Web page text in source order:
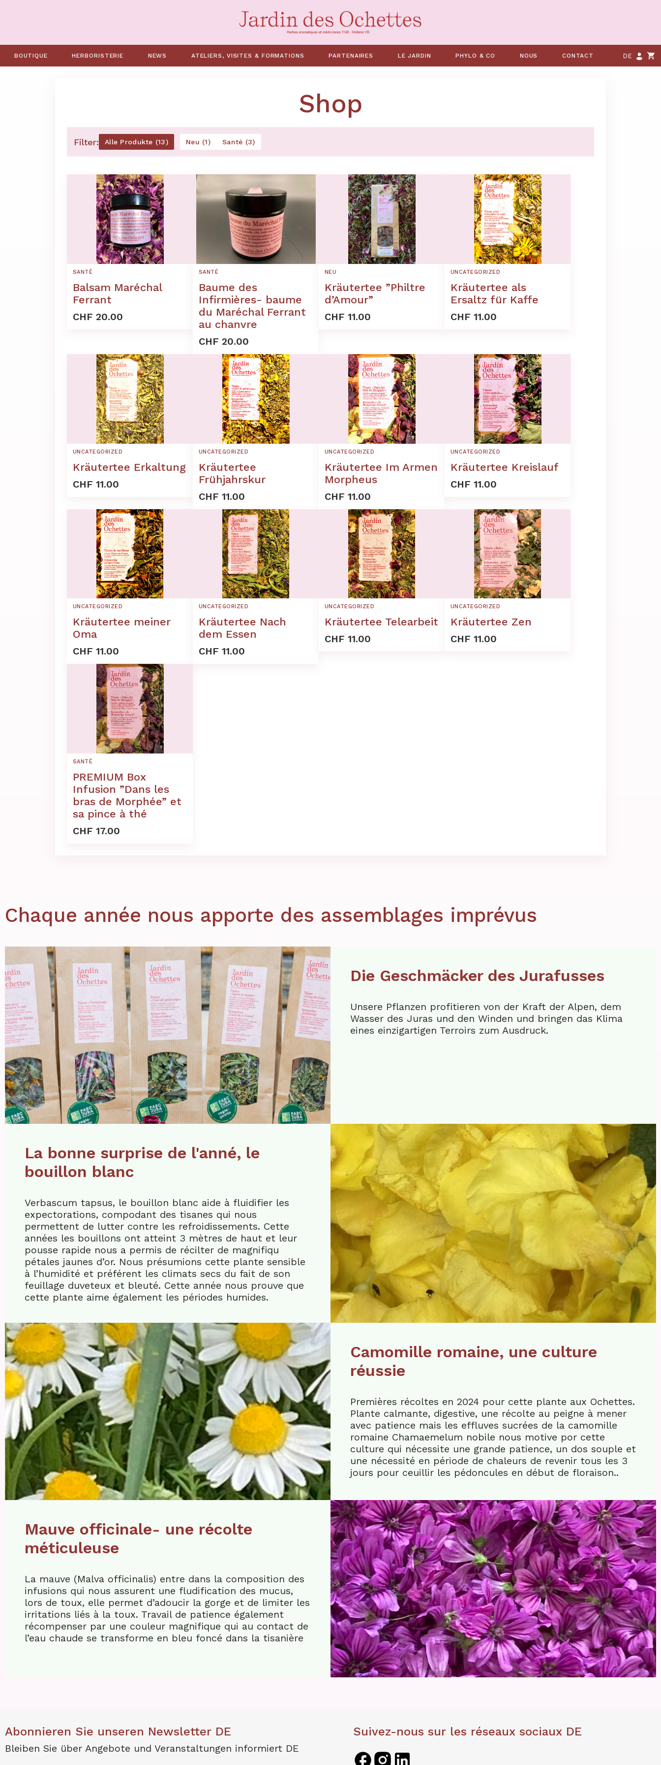
BOUTIQUE HERBORISTERIE NEWS ATELIERS, VISITES & FORMATIONS PARTENAIRES LE JARDIN PHYLO & CO NOUS CONTACT DE
Shop
Filter: Alle Produkte (13) Neu (1) Santé (3)
SANTÉ
Balsam Maréchal
Ferrant
CHF 20.00
SANTÉ
Baume des
Infirmières- baume
du Maréchal Ferrant
au chanvre
CHF 20.00
NEU
Kräutertee ”Philtre
d’Amour”
CHF 11.00
UNCATEGORIZED
Kräutertee als
Ersaltz für Kaffe
CHF 11.00
UNCATEGORIZED
Kräutertee Erkaltung
CHF 11.00
UNCATEGORIZED
Kräutertee
Frühjahrskur
CHF 11.00
UNCATEGORIZED
Kräutertee Im Armen
Morpheus
CHF 11.00
UNCATEGORIZED
Kräutertee Kreislauf
CHF 11.00
UNCATEGORIZED
Kräutertee meiner
Oma
CHF 11.00
UNCATEGORIZED
Kräutertee Nach
dem Essen
CHF 11.00
UNCATEGORIZED
Kräutertee Telearbeit
CHF 11.00
UNCATEGORIZED
Kräutertee Zen
CHF 11.00
SANTÉ
PREMIUM Box
Infusion ”Dans les
bras de Morphée” et
sa pince à thé
CHF 17.00
Chaque année nous apporte des assemblages imprévus
Die Geschmäcker des Jurafusses
Unsere Pflanzen profitieren von der Kraft der Alpen, dem
Wasser des Juras und den Winden und bringen das Klima
eines einzigartigen Terroirs zum Ausdruck.
La bonne surprise de l'anné, le
bouillon blanc
Verbascum tapsus, le bouillon blanc aide à fluidifier les
expectorations, compodant des tisanes qui nous
permettent de lutter contre les refroidissements. Cette
années les bouillons ont atteint 3 mètres de haut et leur
pousse rapide nous a permis de récilter de magnifiqu
pétales jaunes d’or. Nous présumions cette plante sensible
à l’humidité et préférent les climats secs du fait de son
feuillage duveteux et bleuté. Cette année nous prouve que
cette plante aime également les périodes humides.
Camomille romaine, une culture
réussie
Premières récoltes en 2024 pour cette plante aux Ochettes.
Plante calmante, digestive, une récolte au peigne à mener
avec patience mais les effluves sucrées de la camomille
romaine Chamaemelum nobile nous motive por cette
culture qui nécessite une grande patience, un dos souple et
une nécessité en période de chaleurs de revenir tous les 3
jours pour ceuillir les pédoncules en début de floraison..
Mauve officinale- une récolte
méticuleuse
La mauve (Malva officinalis) entre dans la composition des
infusions qui nous assurent une fludification des mucus,
lors de toux, elle permet d’adoucir la gorge et de limiter les
irritations liés à la toux. Travail de patience également
récompenser par une couleur magnifique qui au contact de
l’eau chaude se transforme en bleu foncé dans la tisanière
Abonnieren Sie unseren Newsletter DE
Bleiben Sie über Angebote und Veranstaltungen informiert DE
Suivez-nous sur les réseaux sociaux DE